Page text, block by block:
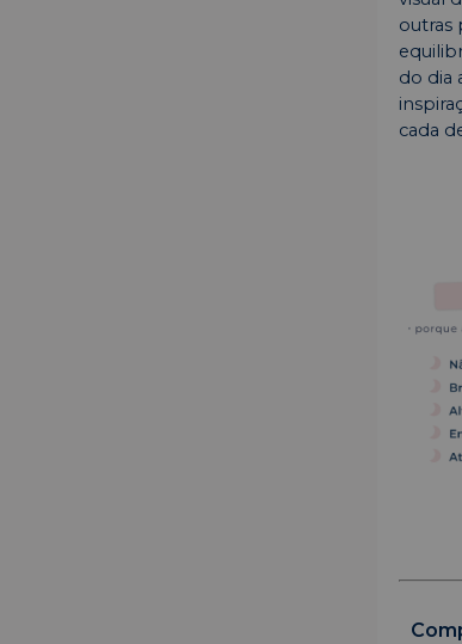
outras
do dia
cada